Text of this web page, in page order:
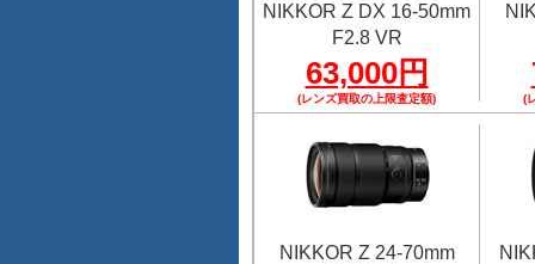
NIKKOR Z DX 16-50mm
F2.8 VR
63,000円
(レンズ買取の上限査定額) (
NIKKOR Z 24-70mm